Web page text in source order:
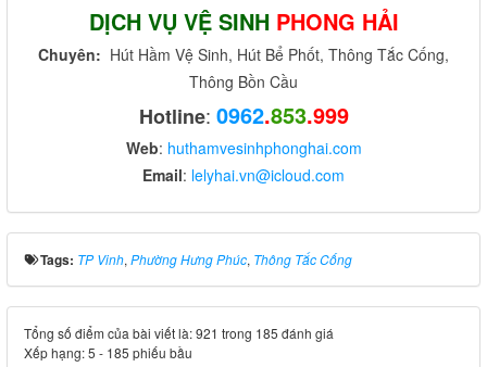
DỊCH VỤ VỆ SINH PHONG HẢI
Chuyên: Hút Hầm Vệ Sinh, Hút Bể Phốt, Thông Tắc Cống,
Thông Bồn Cầu
Hotline: 0962.853.999
Web: huthamvesinhphonghai.com
Email: lelyhai.vn@icloud.com
Tags: TP Vinh,Phường Hưng Phúc, Thông Tắc Cống
Tổng số điểm của bài viết là: 921 trong 185 đánh giá
Xếp hạng:5 - 185 phiếu bầu